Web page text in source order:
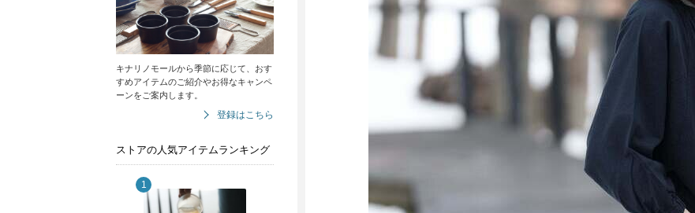
キナリノモールから季節に応じて、おす
すめアイテムのご紹介やお得なキャンペ
ーンをご案内します。
登録はこちら
ストアの人気アイテムランキング